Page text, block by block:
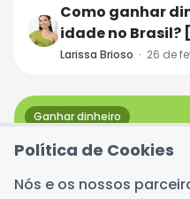
Como ganhar
idade no Brasil?
Larissa Brioso · 26 de
Ganhar dinheiro
Política de Cookies
Nós e os nossos